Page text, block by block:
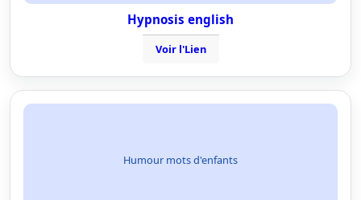
Hypnosis english
Voir l'Lien
Humour mots d'enfants